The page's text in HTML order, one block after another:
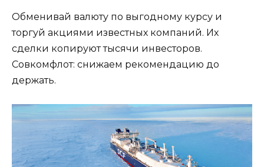
Обменивай валюту по выгодному курсу и
торгуй акциями известных компаний. Их
сделки копируют тысячи инвесторов.
Совкомфлот: снижаем рекомендацию до
держать.